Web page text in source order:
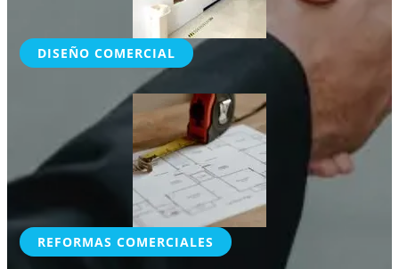
DISEÑO COMERCIAL
REFORMAS COMERCIALES